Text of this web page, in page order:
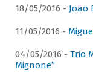
18/05/2016 - João
11/05/2016 -
04/05/2016 - Trio
Mignone”